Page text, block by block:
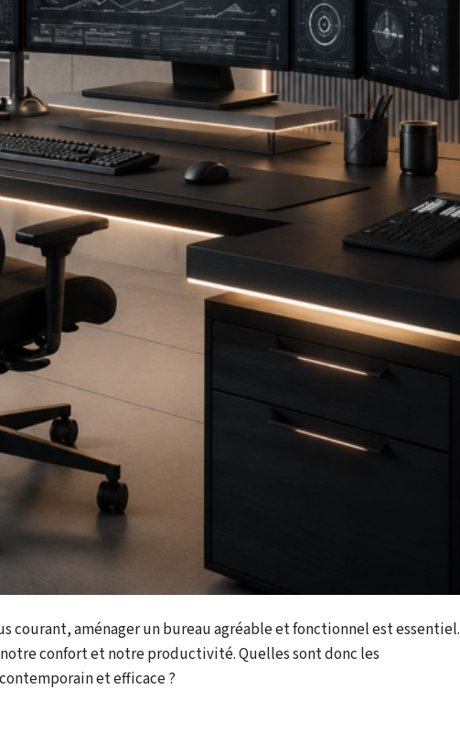
courant, aménager un bureau agréable et fonctionnel est essentiel.
confort et notre productivité. Quelles sont donc les
et efficace ?